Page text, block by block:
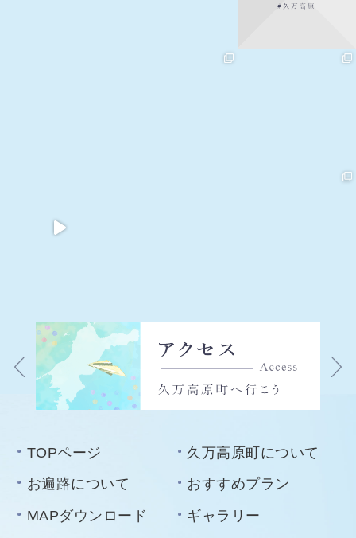
TOPページ
久万高原町について
お遍路について
おすすめプラン
MAPダウンロード
ギャラリー